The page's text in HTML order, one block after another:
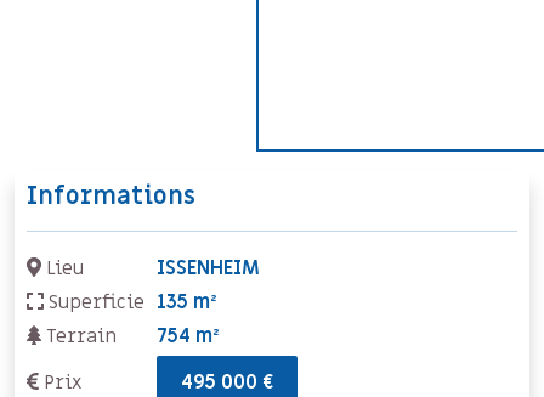
Informations
Lieu
ISSENHEIM
Superficie 135 m²
Terrain
754 m²
Prix
495 000 €